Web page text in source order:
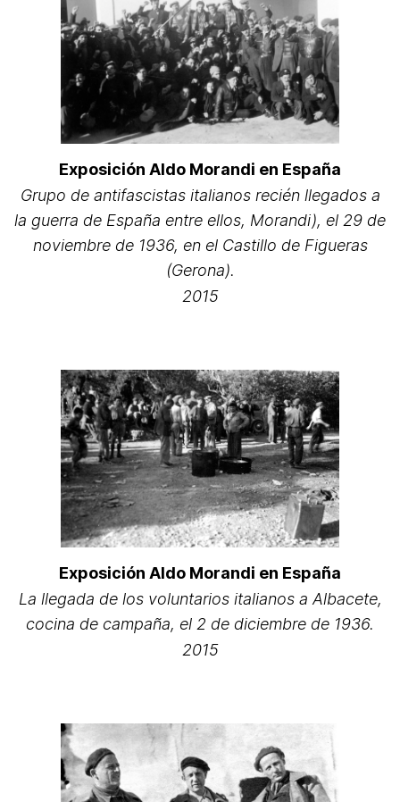
Exposición Aldo Morandi en España
Grupo de antifascistas italianos recién llegados a
la guerra de España entre ellos, Morandi), el 29 de
noviembre de 1936, en el Castillo de Figueras
(Gerona).
2015
Exposición Aldo Morandi en España
La llegada de los voluntarios italianos a Albacete,
cocina de campaña, el 2 de diciembre de 1936.
2015